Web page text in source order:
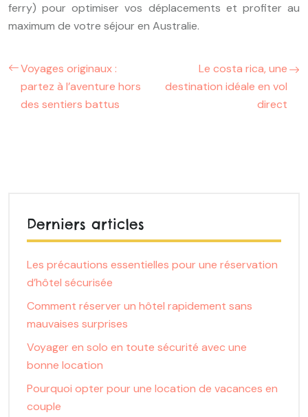
ferry) pour optimiser vos déplacements et profiter au
maximum de votre séjour en Australie.
Voyages originaux :
partez à l’aventure hors
des sentiers battus
Le costa rica, une
destination idéale en vol
direct
Derniers articles
Les précautions essentielles pour une réservation
d’hôtel sécurisée
Comment réserver un hôtel rapidement sans
mauvaises surprises
Voyager en solo en toute sécurité avec une
bonne location
Pourquoi opter pour une location de vacances en
couple